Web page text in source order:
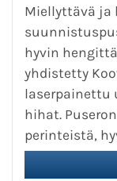
Miellyttävä ja
hyvin
yhdistetty
laserpainettu
hihat.
perinteistä,